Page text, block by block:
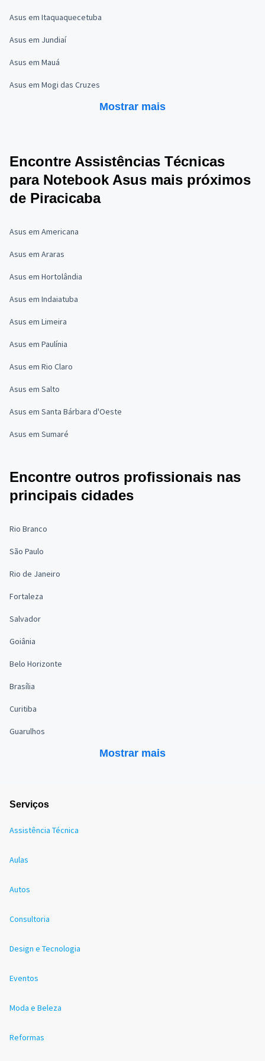
Asus em Itaquaquecetuba
Asus em Jundiaí
Asus em Mauá
Asus em Mogi das Cruzes
Mostrar mais
Encontre Assistências Técnicas
para Notebook Asus mais próximos
de Piracicaba
Asus em Americana
Asus em Araras
Asus em Hortolândia
Asus em Indaiatuba
Asus em Limeira
Asus em Paulínia
Asus em Rio Claro
Asus em Salto
Asus em Santa Bárbara d'Oeste
Asus em Sumaré
Encontre outros profissionais nas
principais cidades
Rio Branco
São Paulo
Rio de Janeiro
Fortaleza
Salvador
Goiânia
Belo Horizonte
Brasília
Curitiba
Guarulhos
Mostrar mais
Serviços
Assistência Técnica
Aulas
Autos
Consultoria
Design e Tecnologia
Eventos
Moda e Beleza
Reformas